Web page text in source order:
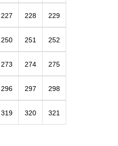
227 228 229
250 251 252
273 274 275
296 297 298
319 320 321